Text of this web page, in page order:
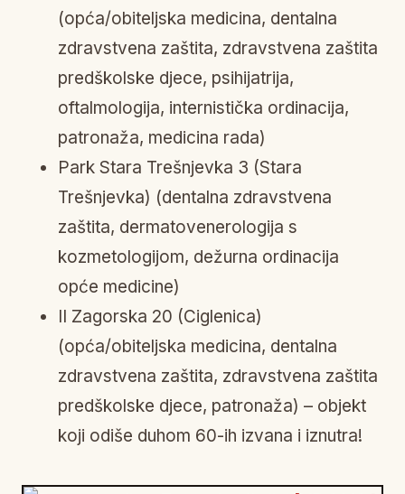
(opća/obiteljska medicina, dentalna
zdravstvena zaštita, zdravstvena zaštita
predškolske djece, psihijatrija,
oftalmologija, internistička ordinacija,
patronaža, medicina rada)
Park Stara Trešnjevka 3 (Stara
Trešnjevka) (dentalna zdravstvena
zaštita, dermatovenerologija s
kozmetologijom, dežurna ordinacija
opće medicine)
II Zagorska 20 (Ciglenica)
(opća/obiteljska medicina, dentalna
zdravstvena zaštita, zdravstvena zaštita
predškolske djece, patronaža) – objekt
koji odiše duhom 60-ih izvana i iznutra!